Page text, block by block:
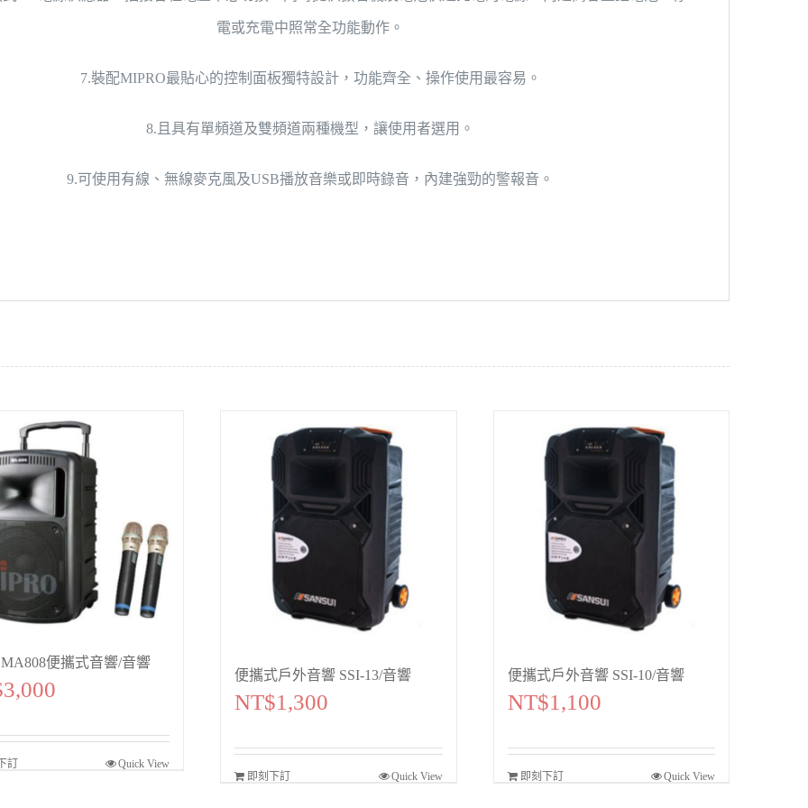
電或充電中照常全功能動作。
7.裝配MIPRO最貼心的控制面板獨特設計，功能齊全、操作使用最容易。
8.且具有單頻道及雙頻道兩種機型，讓使用者選用。
9.可使用有線、無線麥克風及USB播放音樂或即時錄音，內建強勁的警報音。
便攜式音響/音響
3,000
訂 Quick View
便攜式戶外音響 SSI-13/音響
NT$1,300
即刻下訂 Quick View
便攜式戶外音響 SSI-10/音響
NT$1,100
即刻下訂 Quick View